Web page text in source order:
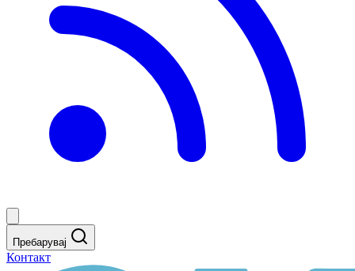
Пребарувај
Контакт